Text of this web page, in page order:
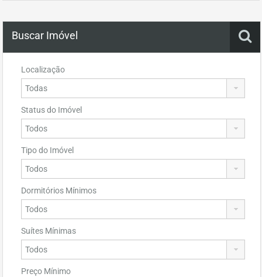
Buscar Imóvel
Localização
Status do Imóvel
Tipo do Imóvel
Dormitórios Mínimos
Suítes Mínimas
Preço Mínimo